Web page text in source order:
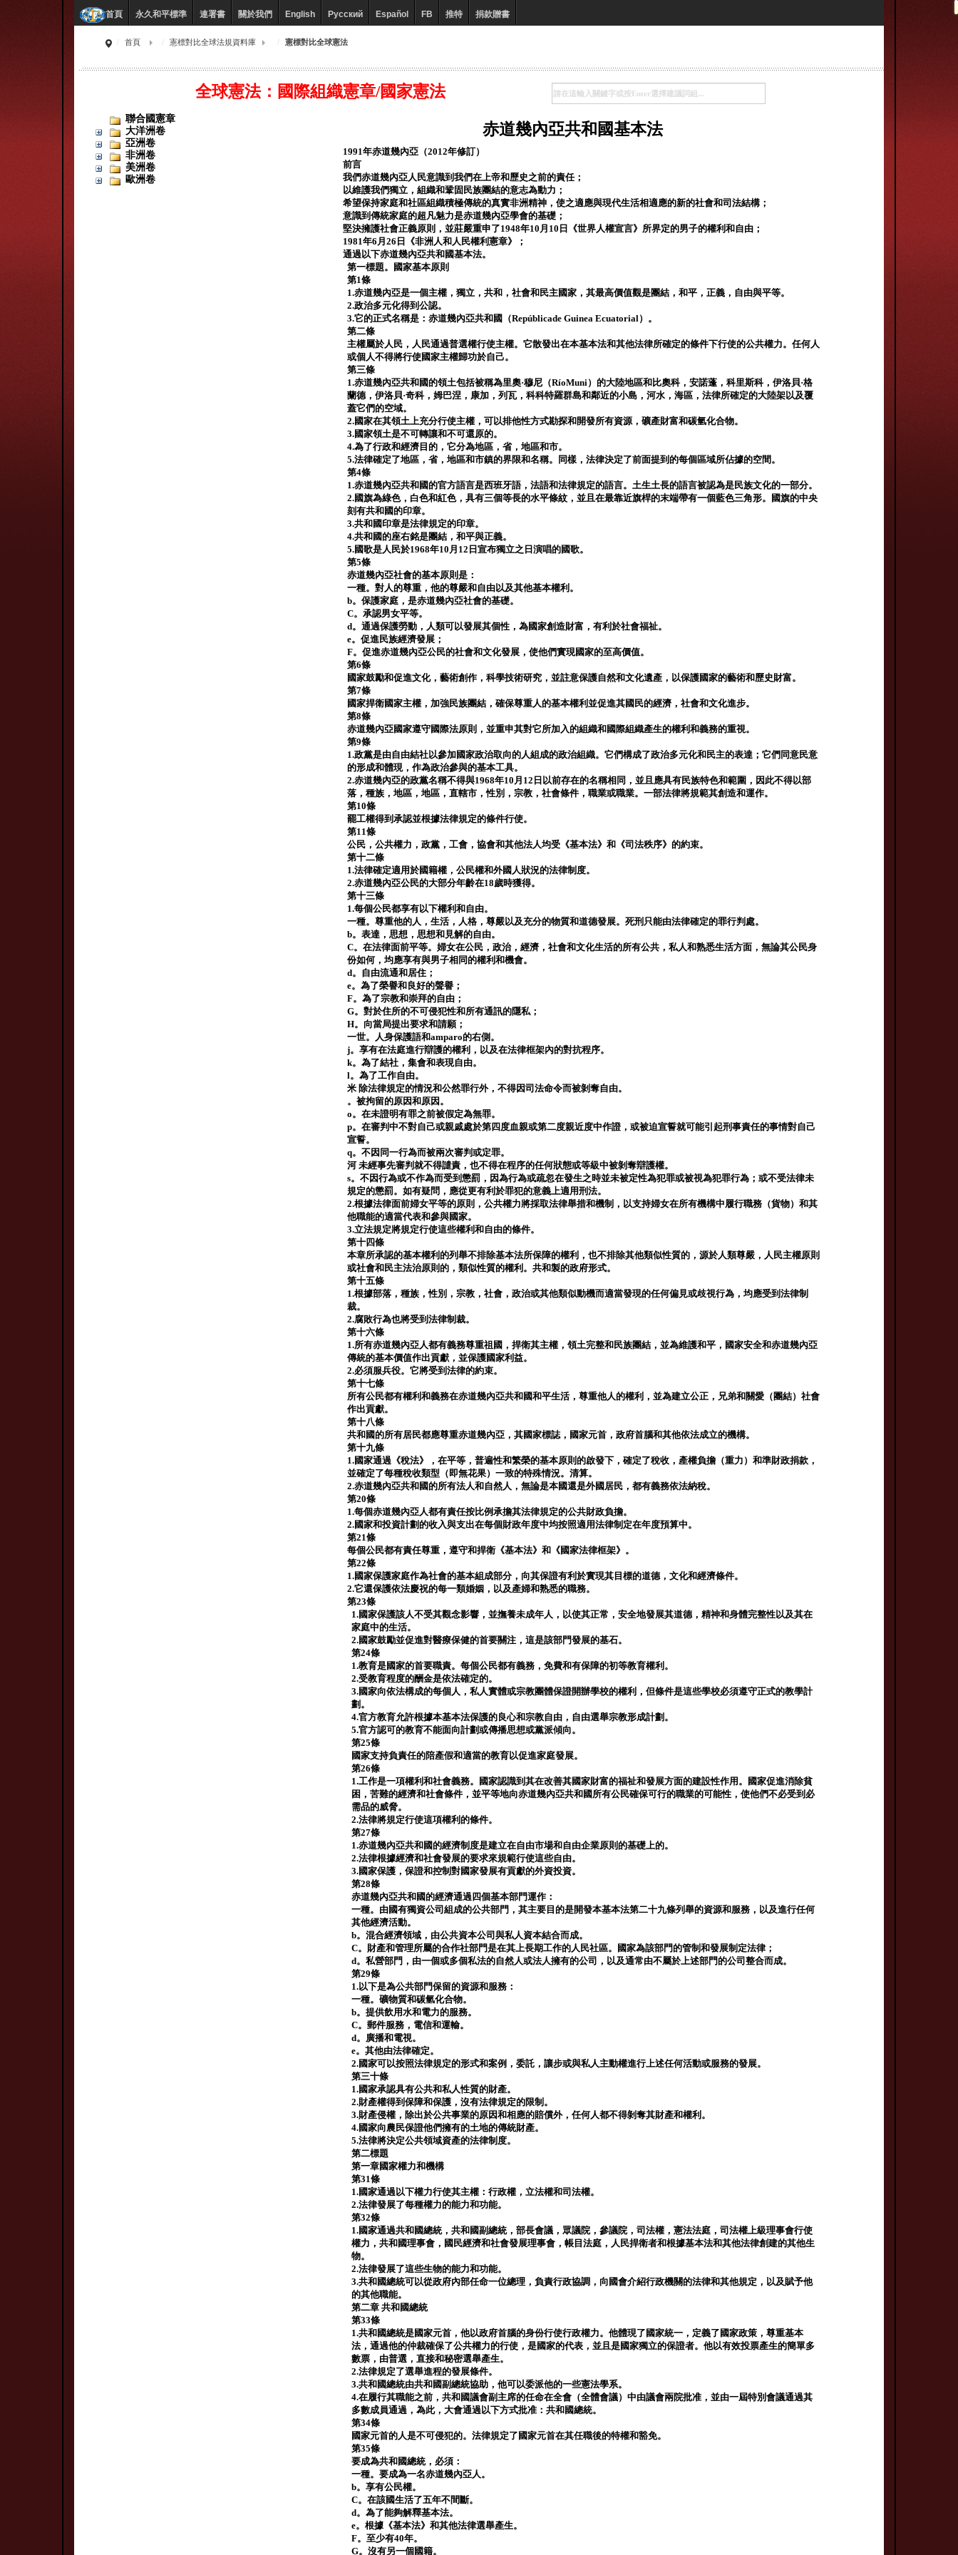
首頁 永久和平標準 連署書 關於我們 English Русский Español FB 推特 捐款贈書
首頁 憲標對比全球法規資料庫 憲標對比全球憲法
全球憲法：國際組織憲章/國家憲法
聯合國憲章
大洋洲卷
亞洲卷
非洲卷
美洲卷
歐洲卷
赤道幾內亞共和國基本法
1991年赤道幾內亞（2012年修訂）
前言
我們赤道幾內亞人民意識到我們在上帝和歷史之前的責任；
以維護我們獨立，組織和鞏固民族團結的意志為動力；
希望保持家庭和社區組織積極傳統的真實非洲精神，使之適應與現代生活相適應的新的社會和司法結構；
意識到傳統家庭的超凡魅力是赤道幾內亞學會的基礎；
堅決擁護社會正義原則，並莊嚴重申了1948年10月10日《世界人權宣言》所界定的男子的權利和自由；
1981年6月26日《非洲人和人民權利憲章》；
通過以下赤道幾內亞共和國基本法。
第一標題。國家基本原則
第1條
1.赤道幾內亞是一個主權，獨立，共和，社會和民主國家，其最高價值觀是團結，和平，正義，自由與平等。
2.政治多元化得到公認。
3.它的正式名稱是：赤道幾內亞共和國（Repúblicade Guinea Ecuatorial）。
第二條
主權屬於人民，人民通過普選權行使主權。它散發出在本基本法和其他法律所確定的條件下行使的公共權力。任何人
或個人不得將行使國家主權歸功於自己。
第三條
1.赤道幾內亞共和國的領土包括被稱為里奧·穆尼（RíoMuni）的大陸地區和比奧科，安諾蓬，科里斯科，伊洛貝·格
蘭德，伊洛貝·奇科，姆巴涅，康加，列瓦，科科特羅群島和鄰近的小島，河水，海區，法律所確定的大陸架以及覆
蓋它們的空域。
2.國家在其領土上充分行使主權，可以排他性方式勘探和開發所有資源，礦產財富和碳氫化合物。
3.國家領土是不可轉讓和不可還原的。
4.為了行政和經濟目的，它分為地區，省，地區和市。
5.法律確定了地區，省，地區和市鎮的界限和名稱。同樣，法律決定了前面提到的每個區域所佔據的空間。
第4條
1.赤道幾內亞共和國的官方語言是西班牙語，法語和法律規定的語言。土生土長的語言被認為是民族文化的一部分。
2.國旗為綠色，白色和紅色，具有三個等長的水平條紋，並且在最靠近旗桿的末端帶有一個藍色三角形。國旗的中央
刻有共和國的印章。
3.共和國印章是法律規定的印章。
4.共和國的座右銘是團結，和平與正義。
5.國歌是人民於1968年10月12日宣布獨立之日演唱的國歌。
第5條
赤道幾內亞社會的基本原則是：
一種。對人的尊重，他的尊嚴和自由以及其他基本權利。
b。保護家庭，是赤道幾內亞社會的基礎。
C。承認男女平等。
d。通過保護勞動，人類可以發展其個性，為國家創造財富，有利於社會福祉。
e。促進民族經濟發展；
F。促進赤道幾內亞公民的社會和文化發展，使他們實現國家的至高價值。
第6條
國家鼓勵和促進文化，藝術創作，科學技術研究，並註意保護自然和文化遺產，以保護國家的藝術和歷史財富。
第7條
國家捍衛國家主權，加強民族團結，確保尊重​​人的基本權利並促進其國民的經濟，社會和文化進步。
第8條
赤道幾內亞國家遵守國際法原則，並重申其對它所加入的組織和國際組織產生的權利和義務的重視。
第9條
1.政黨是由自由結社以參加國家政治取向的人組成的政治組織。它們構成了政治多元化和民主的表達；它們同意民意
的形成和體現，作為政治參與的基本工具。
2.赤道幾內亞的政黨名稱不得與1968年10月12日以前存在的名稱相同，並且應具有民族特色和範圍，因此不得以部
落，種族，地區，地區，直轄市，性別，宗教，社會條件，職業或職業。一部法律將規範其創造和運作。
第10條
罷工權得到承認並根據法律規定的條件行使。
第11條
公民，公共權力，政黨，工會，協會和其他法人均受《基本法》和《司法秩序》的約束。
第十二條
1.法律確定適用於國籍權，公民權和外國人狀況的法律制度。
2.赤道幾內亞公民的大部分年齡在18歲時獲得。
第十三條
1.每個公民都享有以下權利和自由。
一種。尊重他的人，生活，人格，尊嚴以及充分的物質和道德發展。死刑只能由法律確定的罪行判處。
b。表達，思想，思想和見解的自由。
C。在法律面前平等。婦女在公民，政治，經濟，社會和文化生活的所有公共，私人和熟悉生活方面，無論其公民身
份如何，均應享有與男子相同的權利和機會。
d。自由流通和居住；
e。為了榮譽和良好的聲譽；
F。為了宗教和崇拜的自由；
G。對於住所的不可侵犯性和所有通訊的隱私；
H。向當局提出要求和請願；
一世。人身保護語和amparo的右側。
j。享有在法庭進行辯護的權利，以及在法律框架內的對抗程序。
k。為了結社，集會和表現自由。
l。為了工作自由。
米 除法律規定的情況和公然罪行外，不得因司法命令而被剝奪自由。
。被拘留的原因和原因。
o。在未證明有罪之前被假定為無罪。
p。在審判中不對自己或親戚處於第四度血親或第二度親近度中作證，或被迫宣誓就可能引起刑事責任的事情對自己
宣誓。
q。不因同一行為而被兩次審判或定罪。
河 未經事先審判就不得譴責，也不得在程序的任何狀態或等級中被剝奪辯護權。
s。不因行為或不作為而受到懲罰，因為行為或疏忽在發生之時並未被定性為犯罪或被視為犯罪行為；或不受法律未
規定的懲罰。如有疑問，應從更有利於罪犯的意義上適用刑法。
2.根據法律面前婦女平等的原則，公共權力將採取法律舉措和機制，以支持婦女在所有機構中履行職務（貨物）和其
他職能的適當代表和參與國家。
3.立法規定將規定行使這些權利和自由的條件。
第十四條
本章所承認的基本權利的列舉不排除基本法所保障的權利，也不排除其他類似性質的，源於人類尊嚴，人民主權原則
或社會和民主法治原則的，類似性質的權利。共和製的政府形式。
第十五條
1.根據部落，種族，性別，宗教，社會，政治或其他類似動機而適當發現的任何偏見或歧視行為，均應受到法律制
裁。
2.腐敗行為也將受到法律制裁。
第十六條
1.所有赤道幾內亞人都有義務尊重祖國，捍衛其主權，領土完整和民族團結，並為維護和平，國家安全和赤道幾內亞
傳統的基本價值作出貢獻，並保護國家利益。
2.必須服兵役。它將受到法律的約束。
第十七條
所有公民都有權利和義務在赤道幾內亞共和國和平生活，尊重他人的權利，並為建立公正，兄弟和關愛（團結）社會
作出貢獻。
第十八條
共和國的所有居民都應尊重赤道幾內亞，其國家標誌，國家元首，政府首腦和其他依法成立的機構。
第十九條
1.國家通過《稅法》，在平等，普遍性和繁榮的基本原則的啟發下，確定了稅收，產權負擔（重力）和準財政捐款，
並確定了每種稅收類型（即無花果）一致的特殊情況。清算。
2.赤道幾內亞共和國的所有法人和自然人，無論是本國還是外國居民，都有義務依法納稅。
第20條
1.每個赤道幾內亞人都有責任按比例承擔其法律規定的公共財政負擔。
2.國家和投資計劃的收入與支出在每個財政年度中均按照適用法律制定在年度預算中。
第21條
每個公民都有責任尊重，遵守和捍衛《基本法》和《國家法律框架》。
第22條
1.國家保護家庭作為社會的基本組成部分，向其保證有利於實現其目標的道德，文化和經濟條件。
2.它還保護依法慶祝的每一類婚姻，以及產婦和熟悉的職務。
第23條
1.國家保護該人不受其觀念影響，並撫養未成年人，以使其正常，安全地發展其道德，精神和身體完整性以及其在
家庭中的生活。
2.國家鼓勵並促進對醫療保健的首要關注，這是該部門發展的基石。
第24條
1.教育是國家的首要職責。每個公民都有義務，免費和有保障的初等教育權利。
2.受教育程度的酬金是依法確定的。
3.國家向依法構成的每個人，私人實體或宗教團體保證開辦學校的權利，但條件是這些學校必須遵守正式的教學計
劃。
4.官方教育允許根據本基本法保護的良心和宗教自由，自由選舉宗教形成計劃。
5.官方認可的教育不能面向計劃或傳播思想或黨派傾向。
第25條
國家支持負責任的陪產假和適當的教育以促進家庭發展。
第26條
1.工作是一項權利和社會義務。國家認識到其在改善其國家財富的福祉和發展方面的建設性作用。國家促進消除貧
困，苦難的經濟和社會條件，並平等地向赤道幾內亞共和國所有公民確保可行的職業的可能性，使他們不必受到必
需品的威脅。
2.法律將規定行使這項權利的條件。
第27條
1.赤道幾內亞共和國的經濟制度是建立在自由市場和自由企業原則的基礎上的。
2.法律根據經濟和社會發展的要求來規範行使這些自由。
3.國家保護，保證和控制對國家發展有貢獻的外資投資。
第28條
赤道幾內亞共和國的經濟通過四個基本部門運作：
一種。由國有獨資公司組成的公共部門，其主要目的是開發本基本法第二十九條列舉的資源和服務，以及進行任何
其他經濟活動。
b。混合經濟領域，由公共資本公司與私人資本結合而成。
C。財產和管理所屬的合作社部門是在其上長期工作的人民社區。國家為該部門的管制和發展制定法律；
d。私營部門，由一個或多個私法的自然人或法人擁有的公司，以及通常由不屬於上述部門的公司整合而成。
第29條
1.以下是為公共部門保留的資源和服務：
一種。礦物質和碳氫化合物。
b。提供飲用水和電力的服務。
C。郵件服務，電信和運輸。
d。廣播和電視。
e。其他由法律確定。
2.國家可以按照法律規定的形式和案例，委託，讓步或與私人主動權進行上述任何活動或服務的發展。
第三十條
1.國家承認具有公共和私人性質的財產。
2.財產權得到保障和保護，沒有法律規定的限制。
3.財產侵權，除出於公共事業的原因和相應的賠償外，任何人都不得剝奪其財產和權利。
4.國家向農民保證他們擁有的土地的傳統財產。
5.法律將決定公共領域資產的法律制度。
第二標題
第一章國家權力和機構
第31條
1.國家通過以下權力行使其主權：行政權，立法權和司法權。
2.法律發展了每種權力的能力和功能。
第32條
1.國家通過共和國總統，共和國副總統，部長會議，眾議院，參議院，司法權，憲法法庭，司法權上級理事會行使
權力，共和國理事會，國民經濟和社會發展理事會，帳目法庭，人民捍衛者和根據基本法和其他法律創建的其他生
物。
2.法律發展了這些生物的能力和功能。
3.共和國總統可以從政府內部任命一位總理，負責行政協調，向國會介紹行政機關的法律和其他規定，以及賦予他
的其他職能。
第二章 共和國總統
第33條
1.共和國總統是國家元首，他以政府首腦的身份行使行政權力。他體現了國家統一，定義了國家政策，尊重基本
法，通過他的仲裁確保了公共權力的行使，是國家的代表，並且是國家獨立的保證者。他以有效投票產生的簡單多
數票，由普選，直接和秘密選舉產生。
2.法律規定了選舉進程的發展條件。
3.共和國總統由共和國副總統協助，他可以委派他的一些憲法學系。
4.在履行其職能之前，共和國議會副主席的任命在全會（全體會議）中由議會兩院批准，並由一屆特別會議通過其
多數成員通過，為此，大會通過以下方式批准：共和國總統。
第34條
國家元首的人是不可侵犯的。法律規定了國家元首在其任職後的特權和豁免。
第35條
要成為共和國總統，必須：
一種。要成為一名赤道幾內亞人。
b。享有公民權。
C。在該國生活了五年不間斷。
d。為了能夠解釋基本法。
e。根據《基本法》和其他法律選舉產生。
F。至少有40年。
G。沒有另一個國籍。